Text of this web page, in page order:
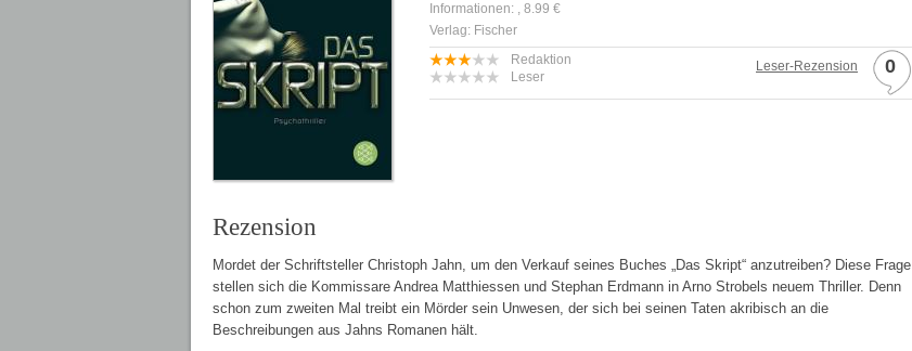
Informationen: , 8.99 €
Verlag: Fischer
Leser-Rezension 0
Redaktion
Leser
Rezension
Mordet der Schriftsteller Christoph Jahn, um den Verkauf seines Buches „Das Skript“ anzutreiben? Diese Frage
stellen sich die Kommissare Andrea Matthiessen und Stephan Erdmann in Arno Strobels neuem Thriller. Denn
schon zum zweiten Mal treibt ein Mörder sein Unwesen, der sich bei seinen Taten akribisch an die
Beschreibungen aus Jahns Romanen hält.